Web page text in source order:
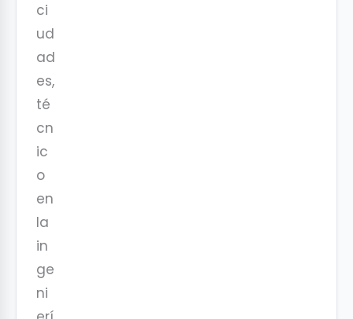
ci
ud
ad
es,
té
cn
ic
o
en
la
in
ge
ni